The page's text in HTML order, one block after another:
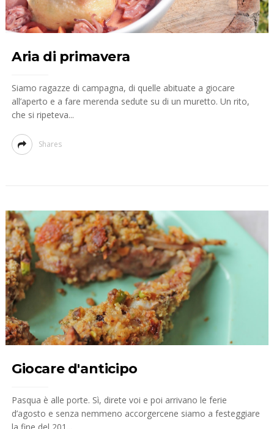
Aria di primavera
Siamo ragazze di campagna, di quelle abituate a giocare
all’aperto e a fare merenda sedute su di un muretto. Un rito,
che si ripeteva...
Shares
Giocare d'anticipo
Pasqua è alle porte. Sì, direte voi e poi arrivano le ferie
d’agosto e senza nemmeno accorgercene siamo a festeggiare
la fine del 201...